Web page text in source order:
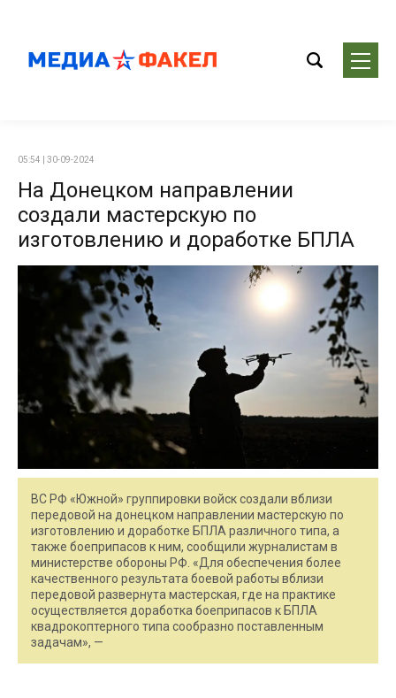
05:54 | 30-09-2024
На Донецком направлении
создали мастерскую по
изготовлению и доработке БПЛА
ВС РФ «Южной» группировки войск создали вблизи
передовой на донецком направлении мастерскую по
изготовлению и доработке БПЛА различного типа, а
также боеприпасов к ним, сообщили журналистам в
министерстве обороны РФ. «Для обеспечения более
качественного результата боевой работы вблизи
передовой развернута мастерская, где на практике
осуществляется доработка боеприпасов к БПЛА
квадрокоптерного типа сообразно поставленным
задачам», —